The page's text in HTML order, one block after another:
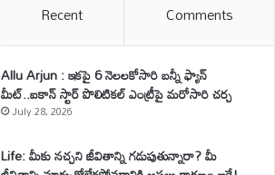
Recent Comments
Allu Arjun : ఇకపై 6 నెలలకోసారి బన్నీ ఫ్యాన్
మీట్..ఐకాన్ స్టార్ పొలిటికల్ ఎంట్రీపై మరోసారి చర్చ
July 28, 2026
Life: మీకు నచ్చని జీవితాన్ని గడుపుతున్నారా? మీ